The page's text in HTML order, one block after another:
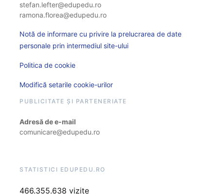
stefan.lefter@edupedu.ro
ramona.florea@edupedu.ro
Notă de informare cu privire la prelucrarea de date
personale prin intermediul site-ului
Politica de cookie
Modifică setarile cookie-urilor
PUBLICITATE ȘI PARTENERIATE
Adresă de e-mail
comunicare@edupedu.ro
STATISTICI EDUPEDU.RO
466.355.638 vizite